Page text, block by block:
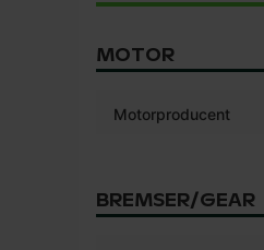
MOTOR
Motorproducent
BREMSER/GEAR